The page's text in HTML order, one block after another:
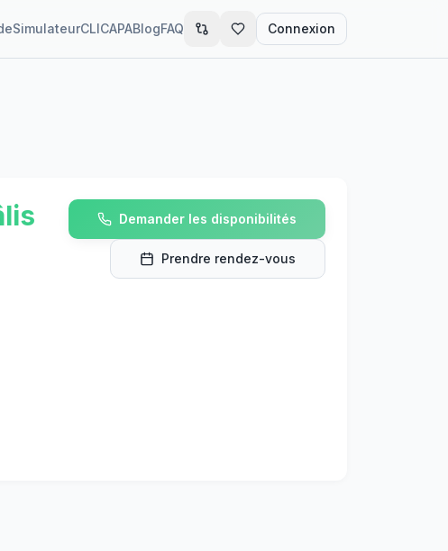
SimulateurCLICAPABlogFAQ Connexion
Demander les disponibilités
Prendre rendez-vous